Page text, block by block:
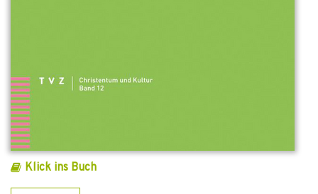
Klick ins Buch